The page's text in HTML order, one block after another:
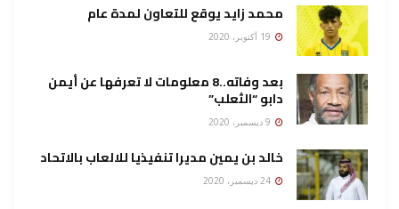
محمد زايد يوقع للتعاون لمدة عام
بعد وفاته..8 معلومات لا تعرفها عن أيمن
دابو “الثعلب”
خالد بن يمين مديرا تنفيذيا للالعاب بالاتحاد